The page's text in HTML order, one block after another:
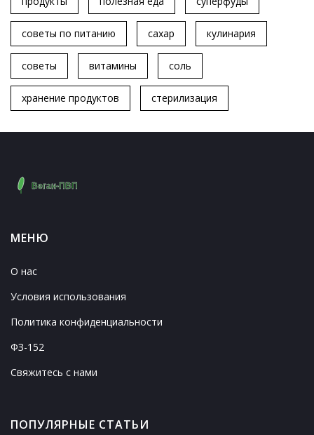
советы по питанию сахар кулинария
советы витамины соль
хранение продуктов стерилизация
МЕНЮ
О нас
Условия использования
Политика конфиденциальности
ФЗ-152
Свяжитесь с нами
ПОПУЛЯРНЫЕ СТАТЬИ